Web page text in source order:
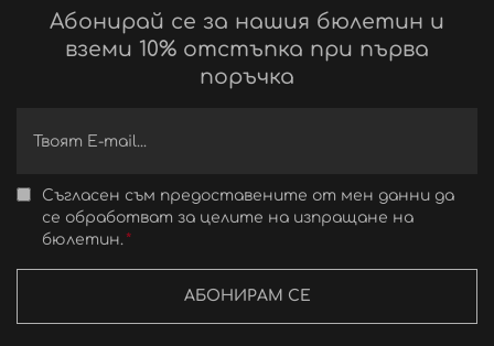
Абонирай се за нашия бюлетин и
вземи 10% отстъпка при първа
поръчка
Съгласен съм предоставените от мен данни да
се обработват за целите на изпращане на
бюлетин.
АБОНИРАМ СЕ